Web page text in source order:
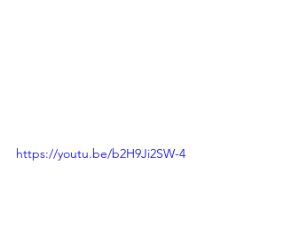
https://youtu.be/b2H9Ji2SW-4